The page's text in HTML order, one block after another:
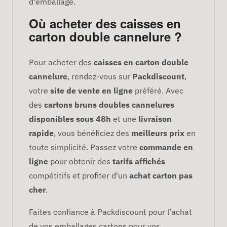
Où acheter des caisses en
carton double cannelure ?
Pour acheter des caisses en carton double
cannelure, rendez-vous sur Packdiscount,
votre site de vente en ligne préféré. Avec
des cartons bruns doubles cannelures
disponibles sous 48h et une livraison
rapide, vous bénéficiez des meilleurs prix en
toute simplicité. Passez votre commande en
ligne pour obtenir des tarifs affichés
compétitifs et profiter d'un achat carton pas
cher.
Faites confiance à Packdiscount pour l’achat